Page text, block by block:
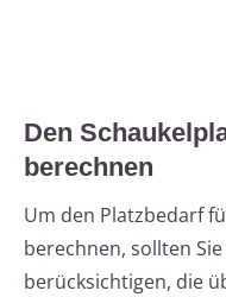
Den
berechnen
Um den Platzbedarf
berechnen, sollten
berücksichtigen, die